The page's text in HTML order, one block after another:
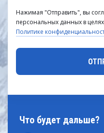
Что будет дальше?
Нажимая "Отправить", вы
персональных данных в
Политике